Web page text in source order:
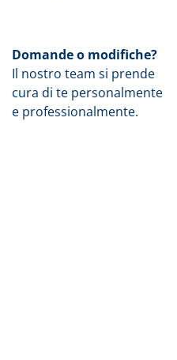
Domande o modifiche?
Il nostro team si prende
cura di te personalmente
e professionalmente.